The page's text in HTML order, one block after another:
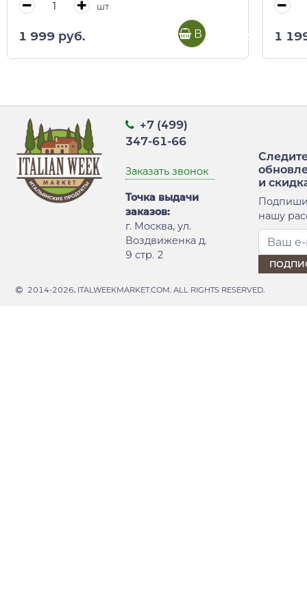
шт
1 999 руб. В корзину 1
+7 (499)
347-61-66
Заказать звонок
Точка выдачи
заказов:
г. Москва, ул.
Воздвиженка д.
9 стр. 2
и
нашу
2014-2026, ITALWEEKMARKET.COM. ALL RIGHTS RESERVED.